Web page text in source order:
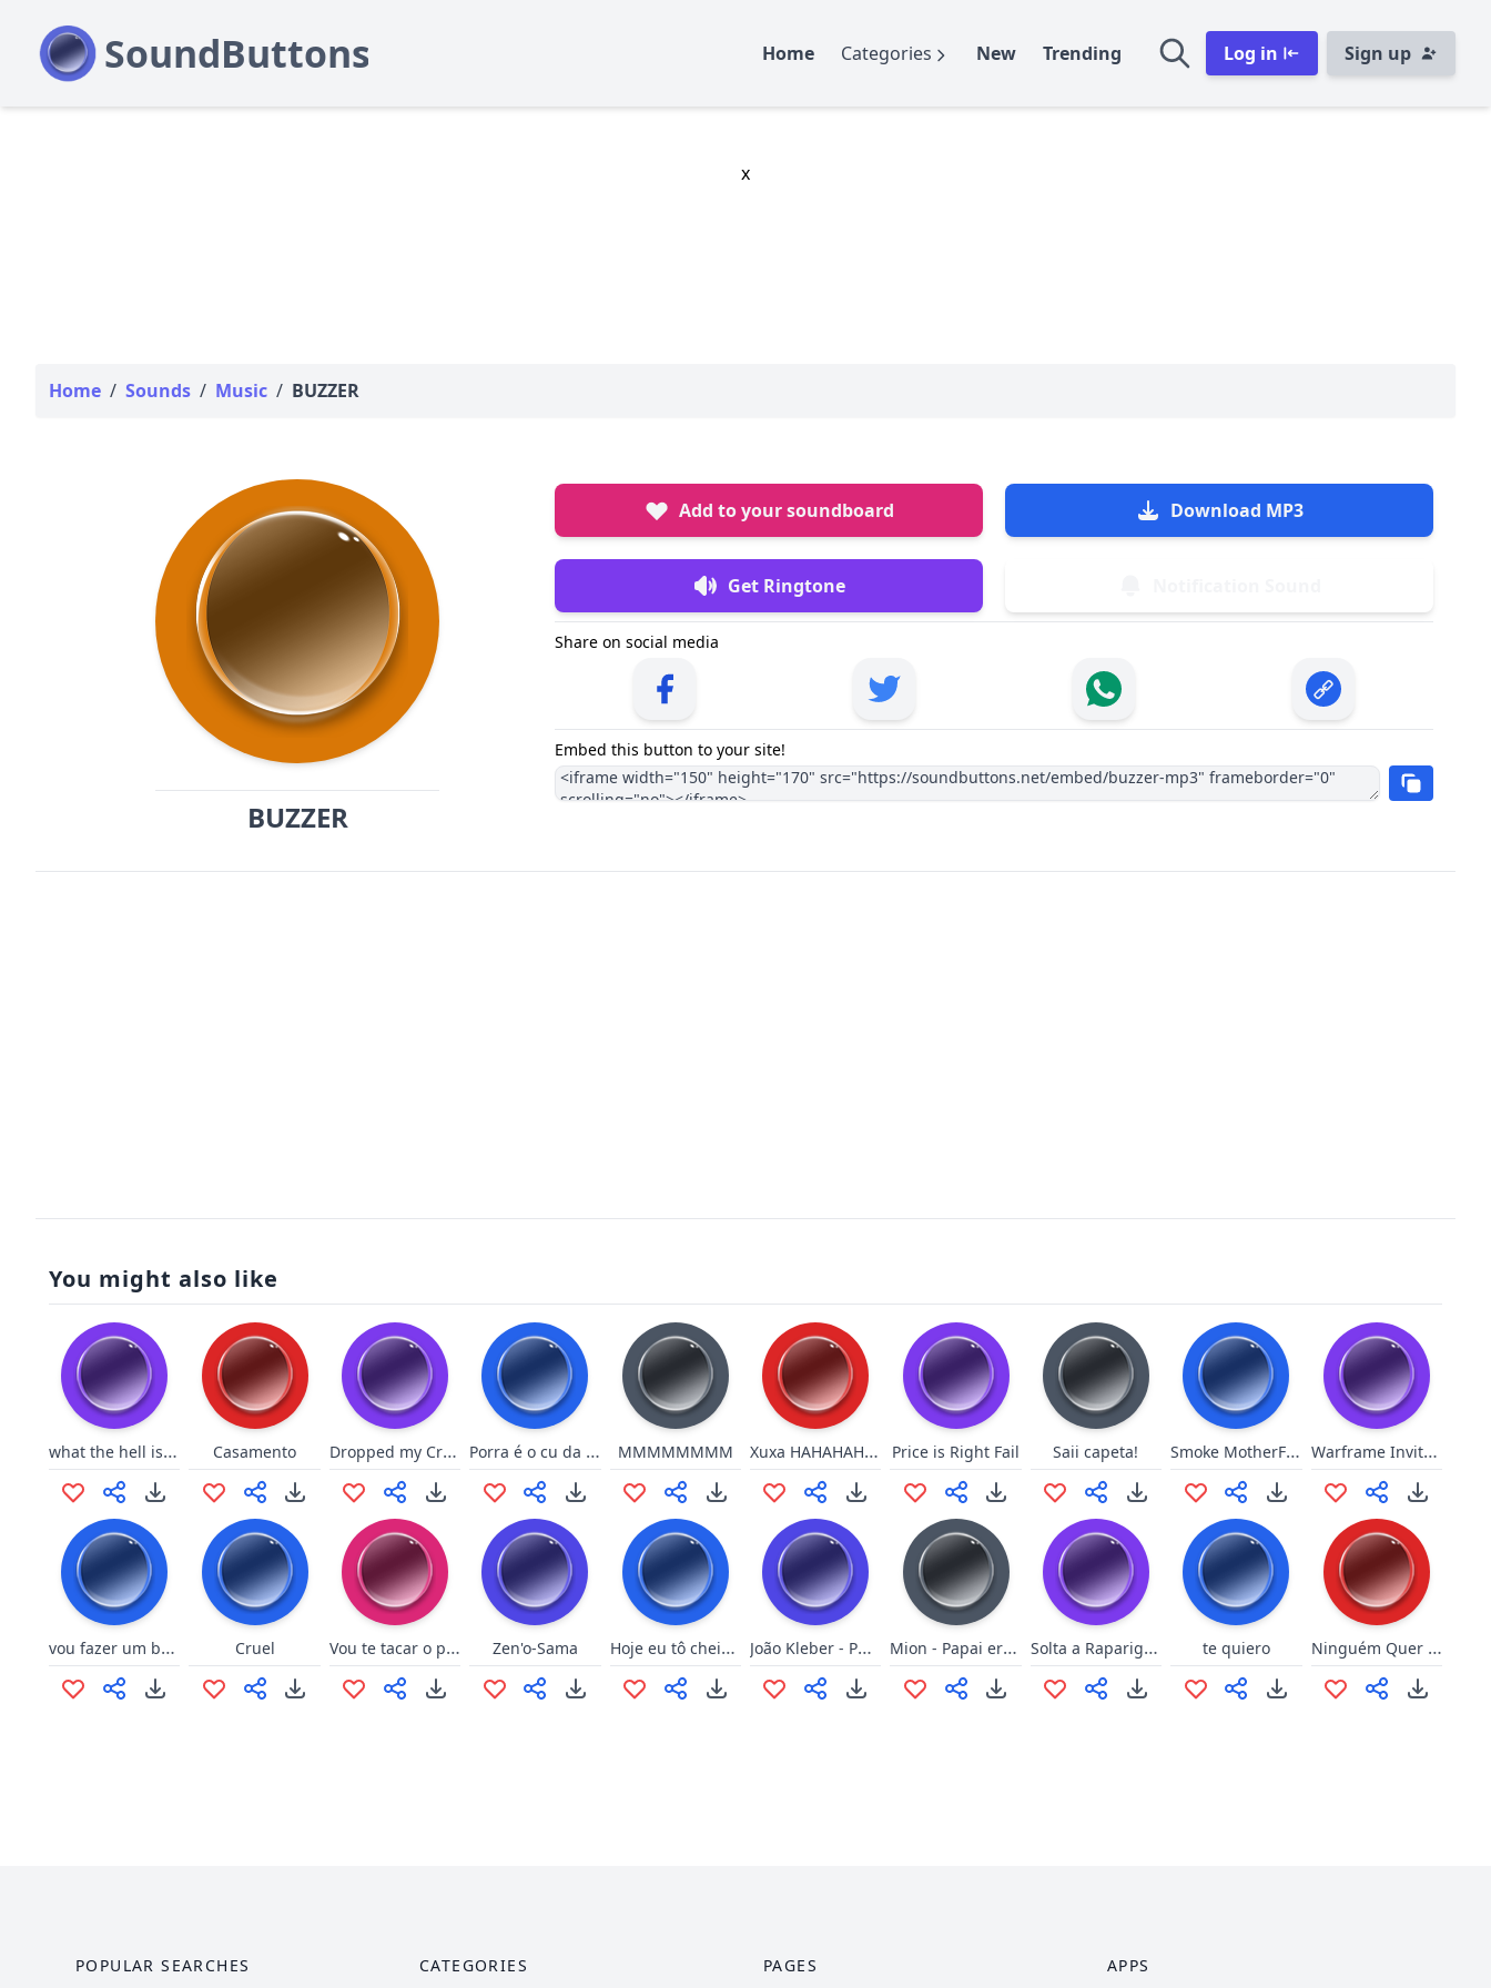
Home Categories New Trending Log in Sign up
x
Home / Sounds / Music / BUZZER
BUZZER
Add to your soundboard Download MP3
Get Ringtone
Share on social media
Embed this button to your site!
You might also like
what the hell is even that Casamento Dropped my Croissant Porra é o cu da Cachorra MMMMMMMM Xuxa HAHAHAHAHA [+2] Price is Right Fail Saii capeta! Smoke MotherFucker Warframe Invitation sfx
vou fazer um beatbox Cruel Vou te tacar o piru Zen'o-Sama Hoje eu tô cheia de tesão! João Kleber - Puta que pariu! Mion - Papai era fooda maladro Solta a Rapariga Zeus te quiero Ninguém Quer Saber Cara
POPULAR SEARCHES CATEGORIES PAGES APPS